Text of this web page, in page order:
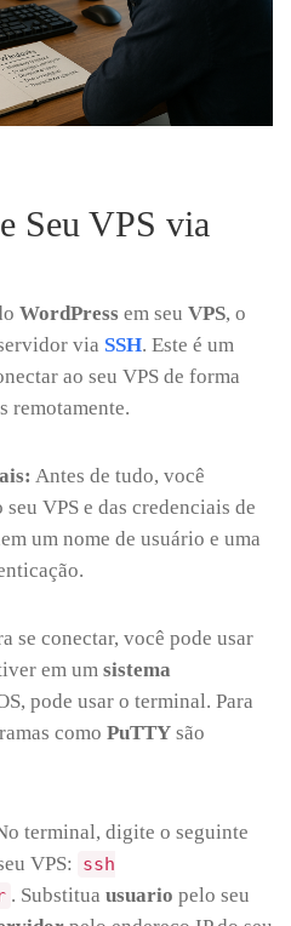
Seu VPS via
WordPress em seu VPS, o
via SSH. Este é um
ao seu VPS de forma
remotamente.
Antes de tudo, você
VPS e das credenciais de
um nome de usuário e uma
se conectar, você pode usar
em um sistema
pode usar o terminal. Para
como PuTTY são
terminal, digite o seguinte
VPS: ssh
. Substitua usuario pelo seu